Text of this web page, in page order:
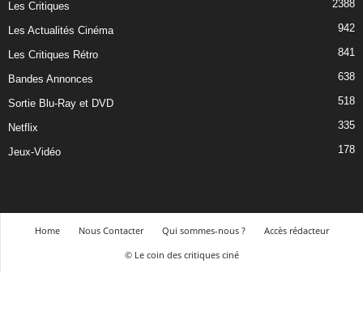
Les Critiques 2388
Les Actualités Cinéma 942
Les Critiques Rétro 841
Bandes Annonces 638
Sortie Blu-Ray et DVD 518
Netflix 335
Jeux-Vidéo 178
Home Nous Contacter Qui sommes-nous ?
Accès rédacteur
© Le coin des critiques ciné